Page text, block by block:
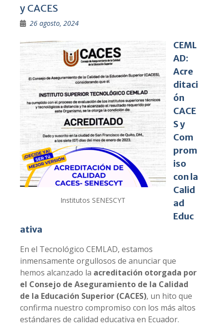
y CACES
26 agosto, 2024
Institutos SENESCYT
CEML
AD:
Acre
ditaci
ón
CACE
S y
Com
prom
iso
con la
Calid
ad
Educ
ativa
En el Tecnológico CEMLAD, estamos
inmensamente orgullosos de anunciar que
hemos alcanzado la acreditación otorgada por
el Consejo de Aseguramiento de la Calidad
de la Educación Superior (CACES), un hito que
confirma nuestro compromiso con los más altos
estándares de calidad educativa en Ecuador.